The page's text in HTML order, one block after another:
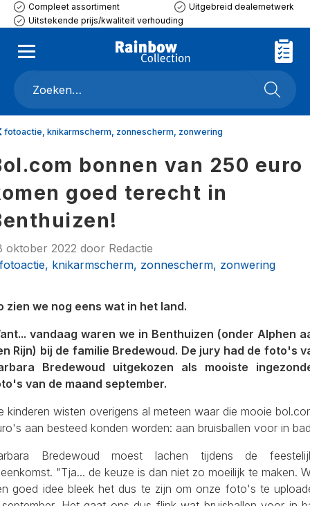
Compleet assortiment
Uitgebreid dealernetwerk
Uitstekende prijs/kwaliteit verhouding
fotoactie, knikarmscherm, zonnescherm, zonwering
bonnen van 250 euro
goed terecht in
oktober 2022 door Redactie
fotoactie, knikarmscherm, zonnescherm, zonwering
zien we nog eens wat in het land.
vandaag waren we in Benthuizen (onder Alphen
Rijn) bij de familie Bredewoud. De jury had de foto's
Bredewoud uitgekozen als mooiste
van de maand september.
kinderen wisten overigens al meteen waar die mooie
aan besteed konden worden: aan bruisballen voor in
Bredewoud moest lachen tijdens de
"Tja... de keuze is dan niet zo moeilijk te maken.
goed idee bleek het dus te zijn om onze foto's te